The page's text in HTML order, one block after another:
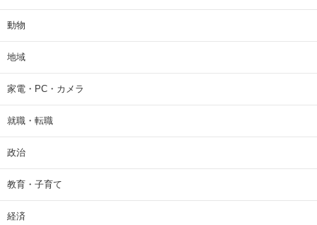
動物
地域
家電・PC・カメラ
就職・転職
政治
教育・子育て
経済